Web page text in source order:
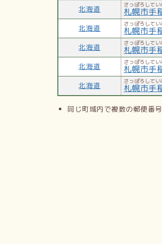
北海道 さっぽろしてい
札幌市手
北海道 さっぽろしてい
札幌市手
北海道 さっぽろしてい
札幌市手
北海道 さっぽろしてい
札幌市手
北海道 さっぽろしてい
札幌市手
同じ町域内で複数の郵便番